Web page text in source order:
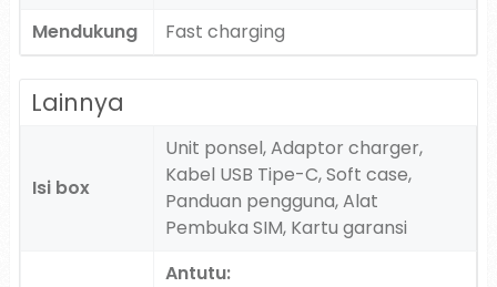
Mendukung Fast charging
Lainnya
Isi box
Unit ponsel, Adaptor charger,
Kabel USB Tipe-C, Soft case,
Panduan pengguna, Alat
Pembuka SIM, Kartu garansi
Antutu: